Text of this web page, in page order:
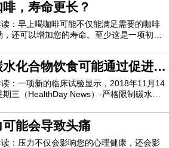
者的广泛支持，其中包括数百万来自硅谷高
持，例如微软联合创始人保罗艾伦和风
啡，寿命更长？
：早上喝咖啡可能不仅能满足需要的咖啡
，还可以增加您的寿命。至少这是一项初步
年内具有较低的死亡风险。西班牙潘普洛纳
医院的心脏病专家 Adela Navarro博士
我们的发现表明，每天喝四杯咖啡可
水化合物饮食可能通过促进卡
燃烧而起作用
：一项新的临床试验显示，2018年11月14
期三（HealthDay News）-严格限制碳水化
究人员发现，在一项减肥研究中，在164名
中，与低碳水化合物饮食相比，低碳水化合
脂肪饮食的成年人每天燃烧的卡路里更多。
可能会导致头痛
：压力不仅会影响您的心理健康，还会影